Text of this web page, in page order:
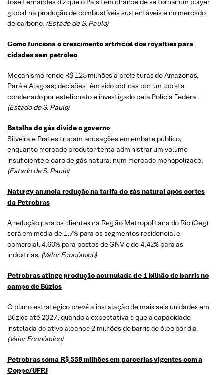
José Fernandes diz que o País tem chance de se tornar um player
global na produção de combustíveis sustentáveis e no mercado
de carbono. (Estado de S. Paulo)
Como funciona o crescimento artificial dos royalties para
cidades sem petróleo
Mecanismo rende R$ 125 milhões a prefeituras do Amazonas,
Pará e Alagoas; decisões têm sido obtidas por um lobista
condenado por estelionato e investigado pela Polícia Federal.
(Estado de S. Paulo)
Batalha do gás divide o governo
Silveira e Prates trocam acusações em embate público,
enquanto mercado produtor tenta administrar um volume
insuficiente e caro de gás natural num mercado monopolizado.
(Estado de S. Paulo)
Naturgy anuncia redução na tarifa do gás natural após cortes
da Petrobras
A redução para os clientes na Região Metropolitana do Rio (Ceg)
será em média de 1,7% para os segmentos residencial e
comercial, 4,60% para postos de GNV e de 4,42% para as
indústrias. (Valor Econômico)
Petrobras atinge produção acumulada de 1 bilhão de barris no
campo de Búzios
O plano estratégico prevê a instalação de mais seis unidades em
Búzios até 2027, quando a expectativa é que a capacidade
instalada do ativo alcance 2 milhões de barris de óleo por dia.
(Valor Econômico)
Petrobras soma R$ 559 milhões em parcerias vigentes com a
Coppe/UFRJ